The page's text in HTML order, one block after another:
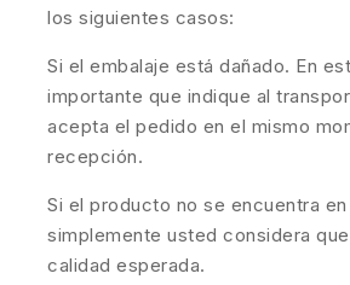
los siguientes casos:
Si el embalaje está dañado. En
importante que indique al
acepta el pedido en el mismo
recepción.
Si el producto no se encuentra
simplemente usted considera
calidad esperada.